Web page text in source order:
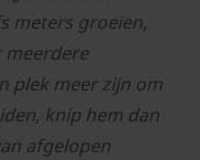
meters groeien,
meerdere
plek meer zijn om
knip hem dan
afgelopen